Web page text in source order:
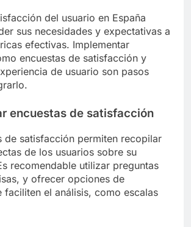
del usuario en España
sus necesidades y expectativas a
efectivas. Implementar
encuestas de satisfacción y
de usuario son pasos
encuestas de satisfacción
de satisfacción permiten recopilar
de los usuarios sobre su
recomendable utilizar preguntas
y ofrecer opciones de
faciliten el análisis, como escalas